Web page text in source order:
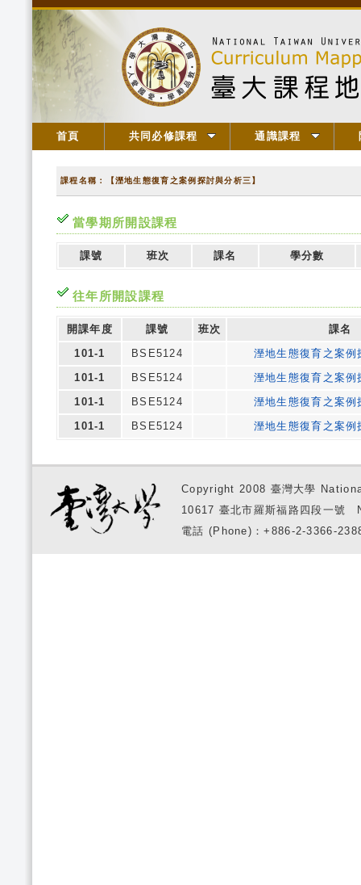
首頁 共同必修課程 通識課程
課程名稱：【溼地生態復育之案例探討與分析三】
當學期所開設課程
課號 班次 課名 學分數
往年所開設課程
開課年度 課號 班次
課名
101-1
BSE5124
溼地生態復育之案例
101-1
BSE5124
溼地生態復育之案例
101-1
BSE5124
溼地生態復育之案例
101-1
BSE5124 溼地生態復育之案例
Copyright 2008 臺灣大學
10617 臺北市羅斯福路四段一
電話 (Phone)：+886-2-3366-